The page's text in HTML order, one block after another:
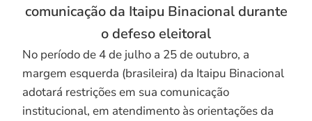
comunicação da Itaipu Binacional durante
o defeso eleitoral
No período de 4 de julho a 25 de outubro, a
margem esquerda (brasileira) da Itaipu Binacional
adotará restrições em sua comunicação
institucional, em atendimento às orientações da